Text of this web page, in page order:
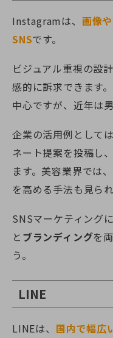
Instagramは、 画像
SNSです。
ビジュアル重視の設
感的に訴求できます
中心ですが、近年は
企業の活用例として
ネート提案を投稿し
ます。美容業界では
を高める手法も見られ
SNSマーケティング
と ブランディングを
う。
LINE
LINEは、 国内で幅広